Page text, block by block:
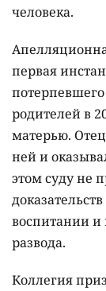
человека.
первая
родителей в
матерью.
ней и
этом суду не
воспитании и
развода.
Коллегия